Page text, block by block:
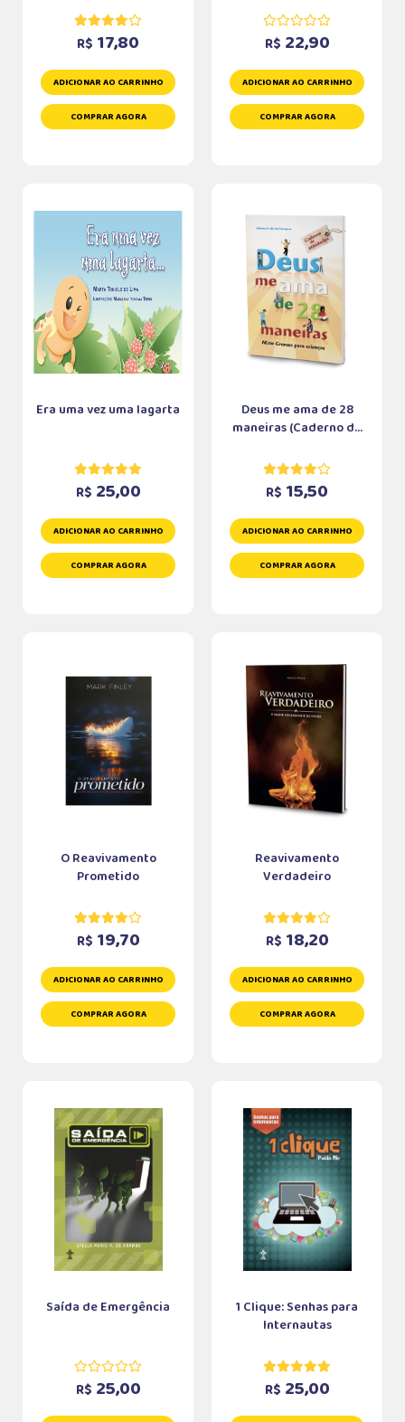
R$ 17,80
ADICIONAR AO CARRINHO
COMPRAR AGORA
R$ 22,90
ADICIONAR AO CARRINHO
COMPRAR AGORA
Era uma vez uma lagarta
R$ 25,00
ADICIONAR AO CARRINHO
COMPRAR AGORA
Deus me ama de 28
maneiras (Caderno d...
R$ 15,50
ADICIONAR AO CARRINHO
COMPRAR AGORA
O Reavivamento
Prometido
R$ 19,70
ADICIONAR AO CARRINHO
COMPRAR AGORA
Reavivamento
Verdadeiro
R$ 18,20
ADICIONAR AO CARRINHO
COMPRAR AGORA
Saída de Emergência
R$ 25,00
1 Clique: Senhas para
Internautas
R$ 25,00